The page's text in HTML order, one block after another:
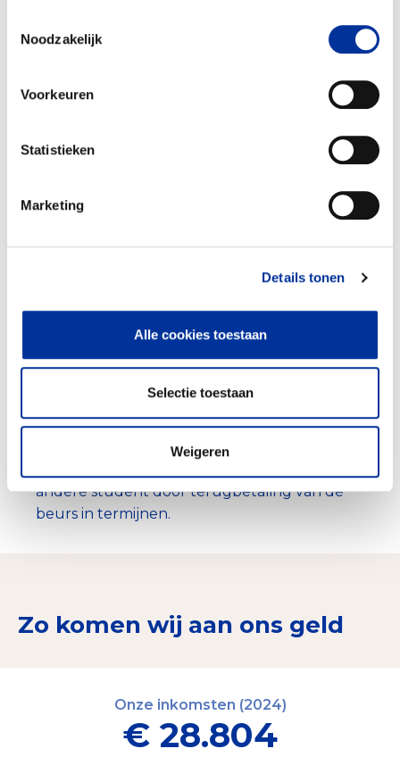
Noodzakelijk
Voorkeuren
Statistieken
Marketing
Details tonen
Alle cookies toestaan
Selectie toestaan
Weigeren
(Directe) dienst- en
hulpverlening
100%
Verstrekken van studiebeurzen aan
Het bieden van begeleiding en activiteiten
tijdens de studie en daarna middels onder
andere een baanbegeleidingstraining.
andere student door terugbetaling van de
beurs in termijnen.
Zo komen wij aan ons geld
Onze inkomsten (2024)
€ 28.804